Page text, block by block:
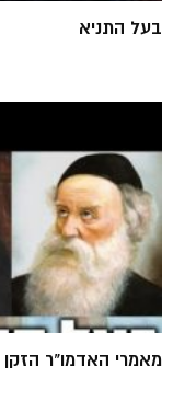
בעל התניא
מאמרי האדמו"ר הזקן